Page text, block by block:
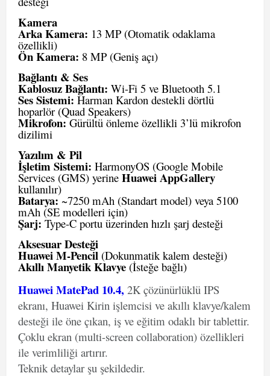
Kamera
Arka Kamera: 13 MP (Otomatik odaklama
özellikli)
Ön Kamera: 8 MP (Geniş açı)
Bağlantı & Ses
Kablosuz Bağlantı: Wi-Fi 5 ve Bluetooth 5.1
Ses Sistemi: Harman Kardon destekli dörtlü
hoparlör (Quad Speakers)
Mikrofon:Gürültü önleme özellikli 3’lü mikrofon
dizilimi
Yazılım & Pil
İşletim Sistemi: HarmonyOS (Google Mobile
Services (GMS) yerine Huawei AppGallery
kullanılır)
Batarya:~7250 mAh (Standart model) veya 5100
mAh (SE modelleri için)
Şarj: Type-C portu üzerinden hızlı şarj desteği
Aksesuar Desteği
Huawei M-Pencil (Dokunmatik kalem desteği)
Akıllı Manyetik Klavye (İsteğe bağlı)
Huawei MatePad 10.4, 2K çözünürlüklü IPS
ekranı, Huawei Kirin işlemcisi ve akıllı klavye/kalem
desteği ile öne çıkan, iş ve eğitim odaklı bir tablettir.
Çoklu ekran (multi-screen collaboration) özellikleri
ile verimliliği artırır.
Teknik detaylar şu şekildedir.